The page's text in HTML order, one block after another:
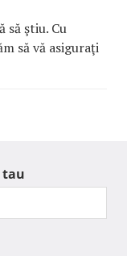
să ştiu. Cu
să vă asiguraţi
tau